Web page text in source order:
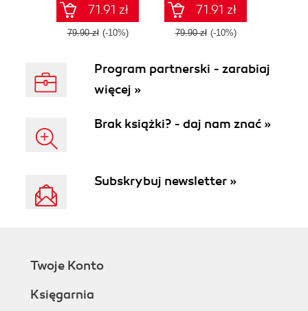
71.91 zł
79.90 zł (-10%)
71.91 zł
79.90 zł (-10%)
Program partnerski - zarabiaj
więcej »
Brak książki? - daj nam znać »
Subskrybuj newsletter »
Twoje Konto
Księgarnia